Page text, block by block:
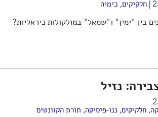
חלקיקים, כימיה
בין "ימין" ו"שמאל" במולקולות כיראליות?
נזיל
,חלקיקים, ננו-פיסיקה, תורת הקוונטים